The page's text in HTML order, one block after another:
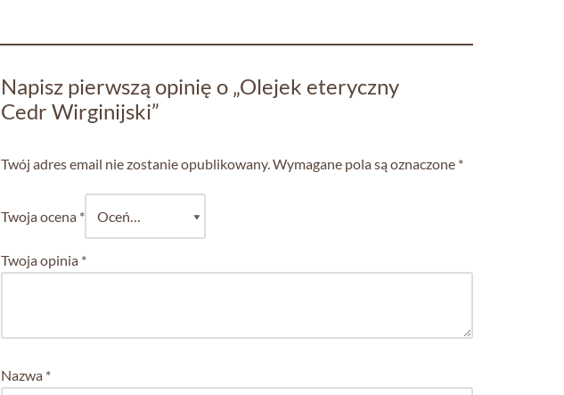
Napisz pierwszą opinię o „Olejek eteryczny
Cedr Wirginijski”
Twój adres email nie zostanie opublikowany.Wymagane pola są oznaczone *
Twoja ocena *
Twoja opinia *
Nazwa *